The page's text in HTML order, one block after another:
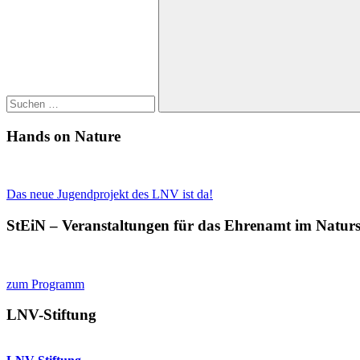
Suchen
Hands on Nature
Das neue Jugendprojekt des LNV ist da!
StEiN – Veranstaltungen für das Ehrenamt im
zum Programm
LNV-Stiftung